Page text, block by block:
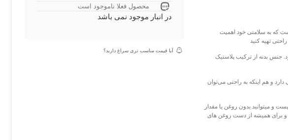
که به سلامتی خود اهمیت
تهیه کنید
واقعی 2500وات قدرت دارد. جنس بدنه از ترکیب پلاستیک
و هم اینکه به راحتی می‌توان
روغن اضافی نیست و میتوانید بدون روغن یا مقدار
و برای همیشه از دست روغن های
محصول فعلا ناموجود است
در انبار موجود نمی باشد
آیا قیمت مناسب تری سراغ دارید؟